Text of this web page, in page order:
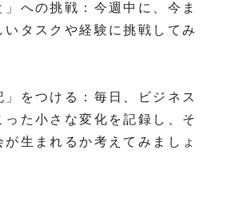
」への挑戦：今週中に、今ま
いタスクや経験に挑戦してみ
」をつける：毎日、ビジネス
た小さな変化を記録し、そ
が生まれるか考えてみましょ